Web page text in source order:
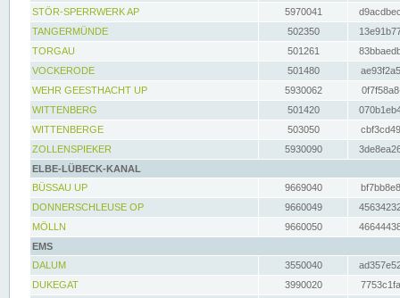
STÖR-SPERRWERK AP 5970041
TANGERMÜNDE
502350
TORGAU
501261
VOCKERODE
501480
WEHR GEESTHACHT UP
5930062
WITTENBERG
501420
WITTENBERGE
503050
ZOLLENSPIEKER
5930090
ELBE-LÜBECK-KANAL
BÜSSAU UP
9669040
DONNERSCHLEUSE OP
9660049
MÖLLN
9660050
EMS
DALUM
3550040
DUKEGAT
3990020